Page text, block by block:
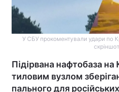
У СБУ прокоментували удари по
Підірвана нафтобаза
тиловим вузлом
пального для